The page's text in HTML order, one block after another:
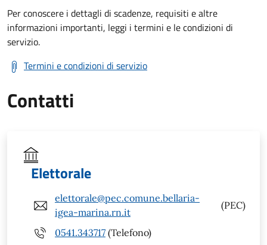
Per conoscere i dettagli di scadenze, requisiti e altre
informazioni importanti, leggi i termini e le condizioni di
servizio.
Termini e condizioni di servizio
Contatti
Elettorale
elettorale@pec.comune.bellaria-
igea-marina.rn.it
(PEC)
0541.343717 (Telefono)